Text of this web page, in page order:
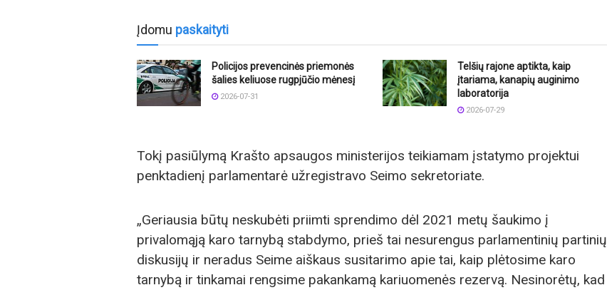
Įdomu paskaityti
Policijos prevencinės priemonės
šalies keliuose rugpjūčio mėnesį
2026-07-31
Telšių rajone aptikta, kaip
įtariama, kanapių auginimo
laboratorija
2026-07-29
Tokį pasiūlymą Krašto apsaugos ministerijos teikiamam įstatymo projektui
penktadienį parlamentarė užregistravo Seimo sekretoriate.
„Geriausia būtų neskubėti priimti sprendimo dėl 2021 metų šaukimo į
privalomąją karo tarnybą stabdymo, prieš tai nesurengus parlamentinių partinių
diskusijų ir neradus Seime aiškaus susitarimo apie tai, kaip plėtosime karo
tarnybą ir tinkamai rengsime pakankamą kariuomenės rezervą. Nesinorėtų, kad